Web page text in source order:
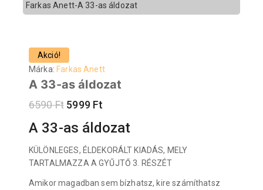
Farkas Anett-A 33-as áldozat
Akció!
Márka: Farkas Anett
A 33-as áldozat
6590Ft 5999 Ft
A 33-as áldozat
KÜLÖNLEGES, ÉLDEKORÁLT KIADÁS, MELY
TARTALMAZZA A GYŰJTŐ 3. RÉSZÉT
Amikor magadban sem bízhatsz, kire számíthatsz